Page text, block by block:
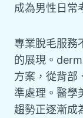
成為男性日常
專業脫毛服務
的展現。
方案，從背部
準處理。醫學
趨勢正逐漸成